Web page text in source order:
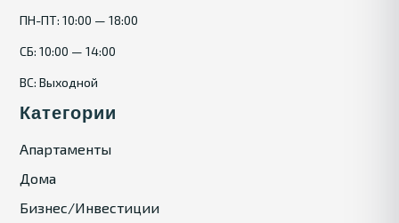
ПН-ПТ: 10:00 — 18:00
СБ: 10:00 — 14:00
ВС: Выходной
Категории
Апартаменты
Дома
Бизнес/Инвестиции